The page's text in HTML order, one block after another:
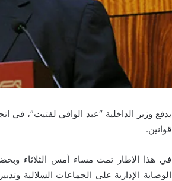
قوانين.